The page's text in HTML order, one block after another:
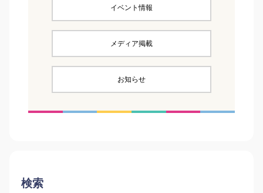
イベント情報
メディア掲載
お知らせ
検索